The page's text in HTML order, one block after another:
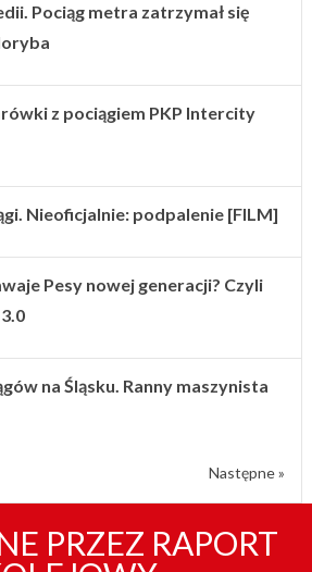
Pociąg metra zatrzymał się
z pociągiem PKP Intercity
Nieoficjalnie: podpalenie [FILM]
Pesy nowej generacji? Czyli
na Śląsku. Ranny maszynista
Następne »
PRZEZ RAPORT